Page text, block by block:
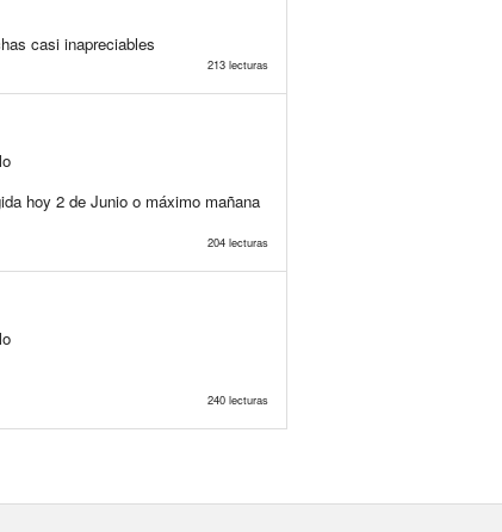
casi inapreciables
213 lecturas
hoy 2 de Junio o máximo mañana
204 lecturas
240 lecturas